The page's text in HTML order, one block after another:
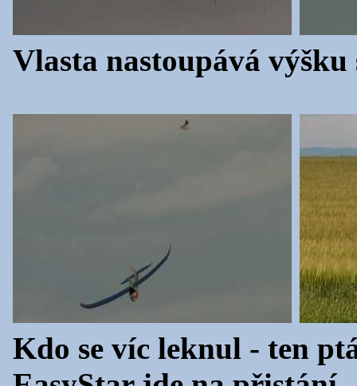
Vlasta nastoupává výšku
Kdo se víc leknul - ten